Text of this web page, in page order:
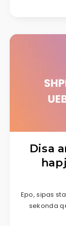
Disa
Epo, sipas
sekonda